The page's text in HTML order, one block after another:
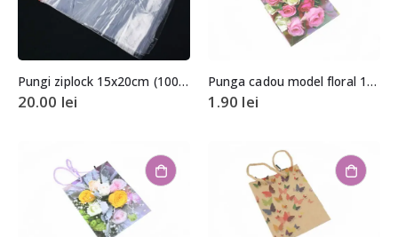
Pungi ziplock 15x20cm (100 buc.)
20.00 lei
Punga cadou model floral 14,5×11,5x5cm
1.90 lei